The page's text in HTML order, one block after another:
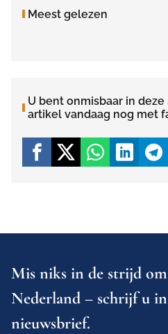
Meest gelezen
U bent onmisbaar in
artikel vandaag nog met
Mis niks in de strijd
Nederland – schrijf u
nieuwsbrief.